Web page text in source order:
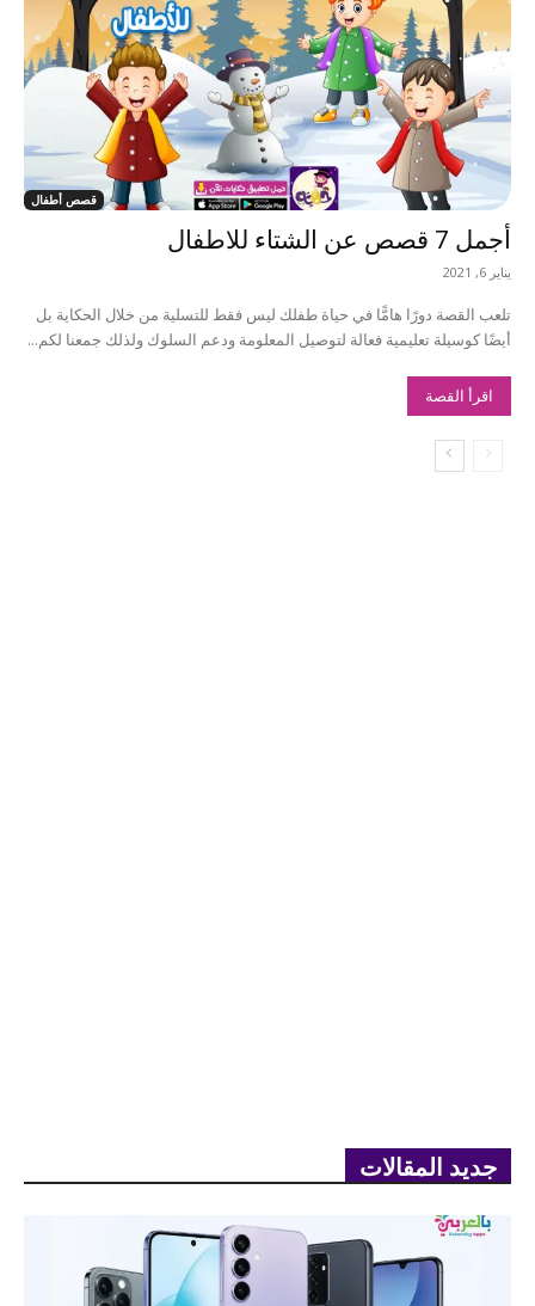
قصص أطفال
أجمل 7 قصص عن الشتاء للاطفال
يناير 6, 2021
تلعب القصة دورًا هامًّا في حياة طفلك ليس فقط للتسلية من خلال الحكاية بل
أيضًا كوسيلة تعليمية فعالة لتوصيل المعلومة ودعم السلوك ولذلك جمعنا لكم...
اقرأ القصة
جديد المقالات